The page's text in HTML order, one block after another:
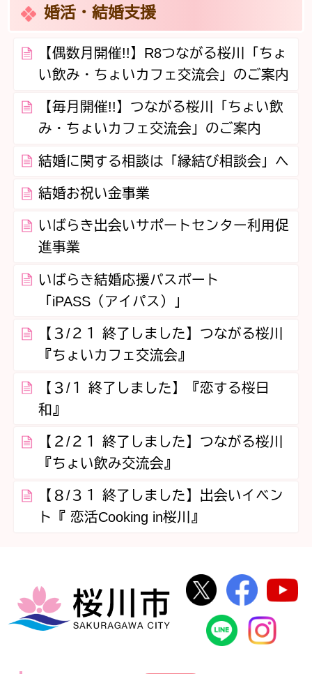
婚活・結婚支援
【偶数月開催!!】R8つながる桜川「ちょ
い飲み・ちょいカフェ交流会」のご案内
【毎月開催!!】つながる桜川「ちょい飲
み・ちょいカフェ交流会」のご案内
結婚に関する相談は「縁結び相談会」へ
結婚お祝い金事業
いばらき出会いサポートセンター利用促
進事業
いばらき結婚応援パスポート
「iPASS（アイパス）」
【３/２１ 終了しました】つながる桜川
『ちょいカフェ交流会』
【３/１ 終了しました】『恋する桜日
和』
【２/２１ 終了しました】つながる桜川
『ちょい飲み交流会』
【８/３１ 終了しました】出会いイベン
ト『 恋活Cooking in桜川』
桜川市
桜川市公式
桜川
桜川市公